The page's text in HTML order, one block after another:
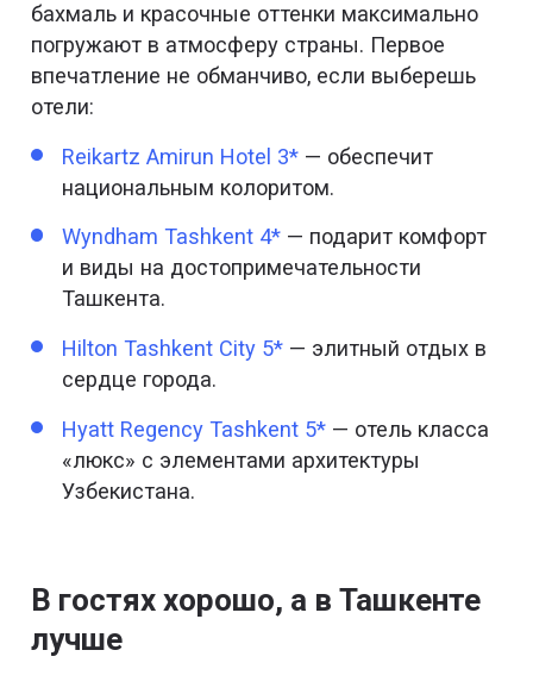
бахмаль и красочные оттенки максимально
погружают в атмосферу страны. Первое
впечатление не обманчиво, если выберешь
отели:
Reikartz Amirun Hotel 3* — обеспечит
национальным колоритом.
Wyndham Tashkent 4* — подарит комфорт
и виды на достопримечательности
Ташкента.
Hilton Tashkent City 5* — элитный отдых в
сердце города.
Hyatt Regency Tashkent 5* — отель класса
«люкс» с элементами архитектуры
Узбекистана.
В гостях хорошо, а в Ташкенте
лучше